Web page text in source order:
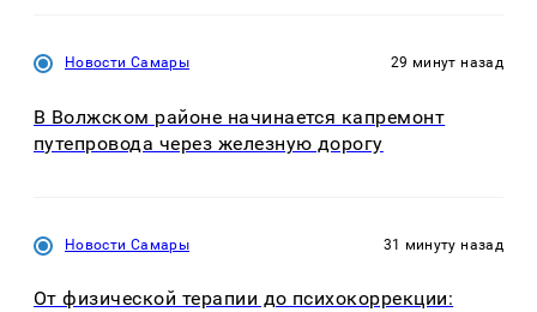
Новости Самары 29 минут назад
В Волжском районе начинается капремонт
путепровода через железную дорогу
Новости Самары 31 минуту назад
От физической терапии до психокоррекции: